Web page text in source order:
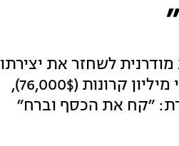
מודרנית לשחזר את יצירתו
העשוייה משטרות כסף ועבור כך סיפקו עבורו שטרות בסך חצי מיליון קרונות (76,000$),
״קח את הכסף וברח״